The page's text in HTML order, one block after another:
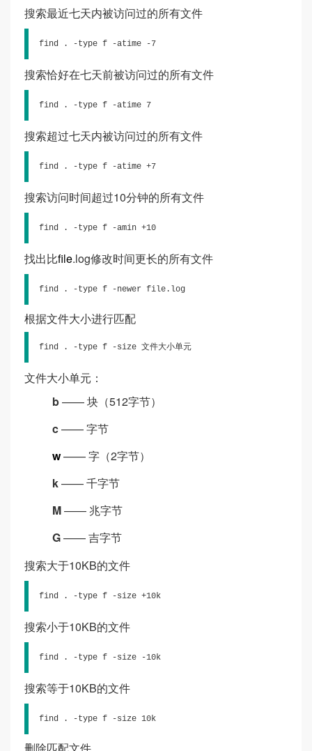
搜索最近七天内被访问过的所有文件
find . -type f -atime -7
搜索恰好在七天前被访问过的所有文件
find . -type f -atime 7
搜索超过七天内被访问过的所有文件
find . -type f -atime +7
搜索访问时间超过10分钟的所有文件
find . -type f -amin +10
找出比file.log修改时间更长的所有文件
find . -type f -newer file.log
根据文件大小进行匹配
find . -type f -size 文件大小单元
文件大小单元：
b—— 块（512字节）
c—— 字节
w—— 字（2字节）
k—— 千字节
M—— 兆字节
G—— 吉字节
搜索大于10KB的文件
find . -type f -size +10k
搜索小于10KB的文件
find . -type f -size -10k
搜索等于10KB的文件
find . -type f -size 10k